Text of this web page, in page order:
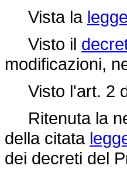
Vista la
Visto il
modificazioni,
Visto l'art. 2
Ritenuta la
della citata
dei decreti del